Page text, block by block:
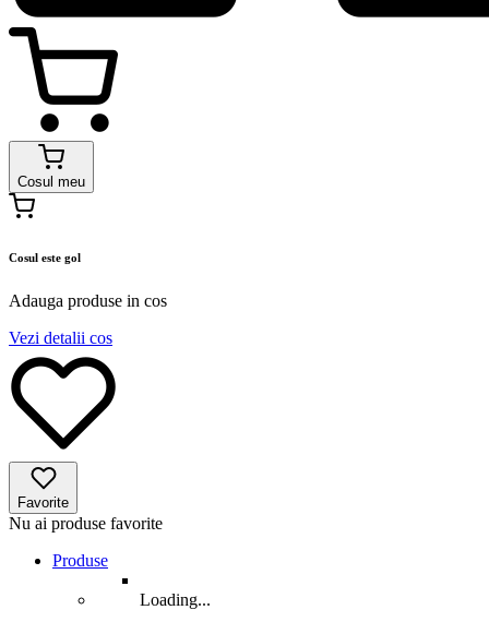
Cosul meu
Cosul este gol
Adauga produse in cos
Vezi detalii cos
Favorite
Nu ai produse favorite
Produse
Loading...